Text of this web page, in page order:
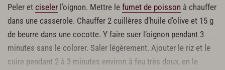
Peler et ciseler l’oignon. Mettre le fumet de poisson à chauffer
dans une casserole. Chauffer 2 cuillères d’huile d’olive et 15 g
de beurre dans une cocotte. Y faire suer l’oignon pendant 3
minutes sans le colorer. Saler légèrement. Ajouter le riz et le
cuire pendant 2 à 3 minutes environ à feu très doux, en le